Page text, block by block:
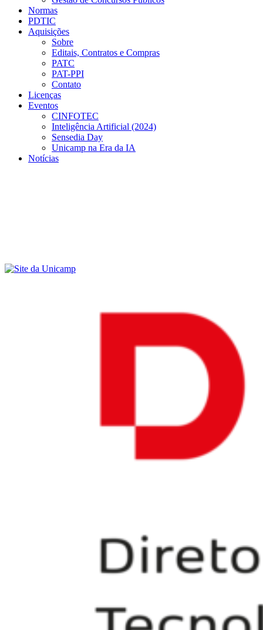
Normas
PDTIC
Aquisições
Sobre
Editais, Contratos e Compras
PATC
PAT-PPI
Contato
Licenças
Eventos
CINFOTEC
Inteligência Artificial (2024)
Sensedia Day
Unicamp na Era da IA
Notícias